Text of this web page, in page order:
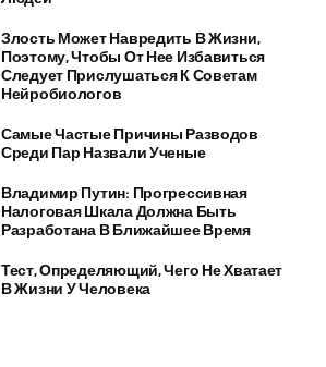
Злость Может Навредить В Жизни,
Поэтому, Чтобы От Нее Избавиться
Следует Прислушаться К Советам
Нейробиологов
Самые Частые Причины Разводов
Среди Пар Назвали Ученые
Владимир Путин: Прогрессивная
Налоговая Шкала Должна Быть
Разработана В Ближайшее Время
Тест, Определяющий, Чего Не Хватает
В Жизни У Человека